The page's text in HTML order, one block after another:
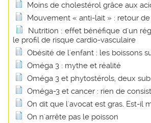
Moins de cholestérol grâce aux
Mouvement « anti-lait » : retour
Nutrition : effet bénéfique d'un
le profil de risque cardio-vasculaire
Obésité de l'enfant : les boissons
Oméga 3 : mythe et réalité
Oméga 3 et phytostérols, deux
Oméga-3 et cancer : rien de
On dit que l'avocat est gras. Est-il
On n'arrête pas le poisson